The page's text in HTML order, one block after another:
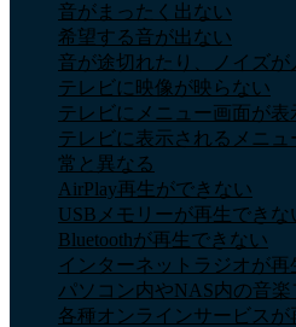
音がまったく出ない
希望する音が出ない
音が途切れたり、ノイズが
テレビに映像が映らない
テレビにメニュー画面が表
テレビに表示されるメニ
常と異なる
AirPlay再生ができない
USBメモリーが再生できな
Bluetoothが再生できない
インターネットラジオが再
パソコン内やNAS内の音
各種オンラインサービスが